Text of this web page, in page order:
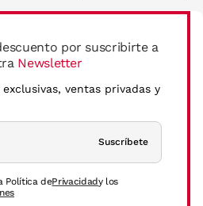
por suscribirte a
Newsletter
ventas privadas y
Suscríbete
Política dePrivacidady los